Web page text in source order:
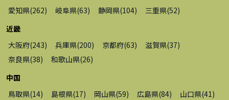
愛知県(262) 岐阜県(63) 静岡県(104) 三重県(52)
近畿
大阪府(243) 兵庫県(200) 京都府(63) 滋賀県(37)
奈良県(38) 和歌山県(26)
中国
鳥取県(14) 島根県(17) 岡山県(59) 広島県(84) 山口県(41)